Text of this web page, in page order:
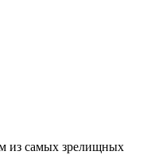
из самых зрелищных